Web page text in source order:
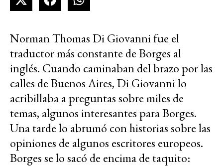
Norman Thomas Di Giovanni fue el
traductor más constante de Borges al
inglés. Cuando caminaban del brazo por las
calles de Buenos Aires, Di Giovanni lo
acribillaba a preguntas sobre miles de
temas, algunos interesantes para Borges.
Una tarde lo abrumó con historias sobre las
opiniones de algunos escritores europeos.
Borges se lo sacó de encima de taquito: